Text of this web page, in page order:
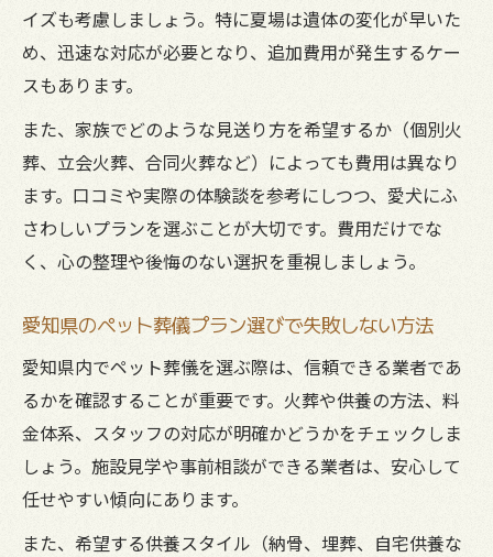
イズも考慮しましょう。特に夏場は遺体の変化が早いた
め、迅速な対応が必要となり、追加費用が発生するケー
スもあります。
また、家族でどのような見送り方を希望するか（個別火
葬、立会火葬、合同火葬など）によっても費用は異なり
ます。口コミや実際の体験談を参考にしつつ、愛犬にふ
さわしいプランを選ぶことが大切です。費用だけでな
く、心の整理や後悔のない選択を重視しましょう。
愛知県のペット葬儀プラン選びで失敗しない方法
愛知県内でペット葬儀を選ぶ際は、信頼できる業者であ
るかを確認することが重要です。火葬や供養の方法、料
金体系、スタッフの対応が明確かどうかをチェックしま
しょう。施設見学や事前相談ができる業者は、安心して
任せやすい傾向にあります。
また、希望する供養スタイル（納骨、埋葬、自宅供養な